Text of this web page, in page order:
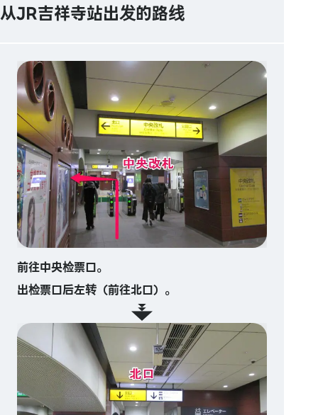
从JR吉祥寺站出发的路线
前往中央检票口。
出检票口后左转（前往北口）。